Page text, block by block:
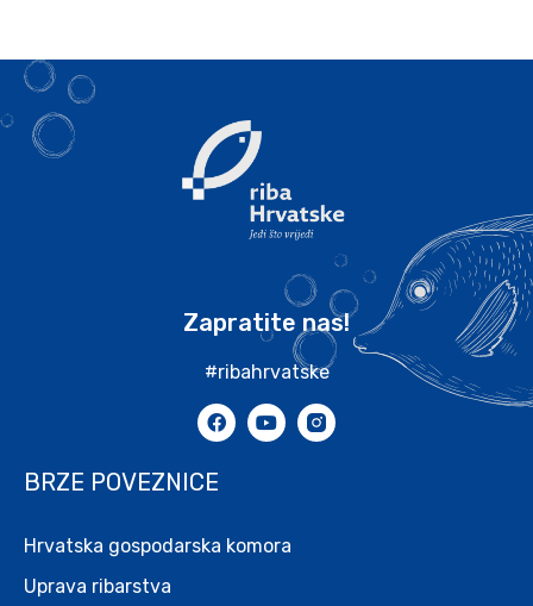
Zapratite nas!
#ribahrvatske
BRZE POVEZNICE
Hrvatska gospodarska komora
Uprava ribarstva